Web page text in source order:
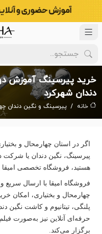
خرید پیرسینگ آموزش
دندان شهرکرد
خانه پیرسینگ و نگین دندان
اگر در استان چهارمحال و
پیرسینگ، نگین دندان یا
هستید، فروشگاه تخصصی
فروشگاه امیقا با ارسال
چهارمحال و بختیاری، امکان
پلنگی، تیتانیوم و کاشت نگین
حرفه‌ای آنلاین نیز به‌صورت
برگزار می‌کند.